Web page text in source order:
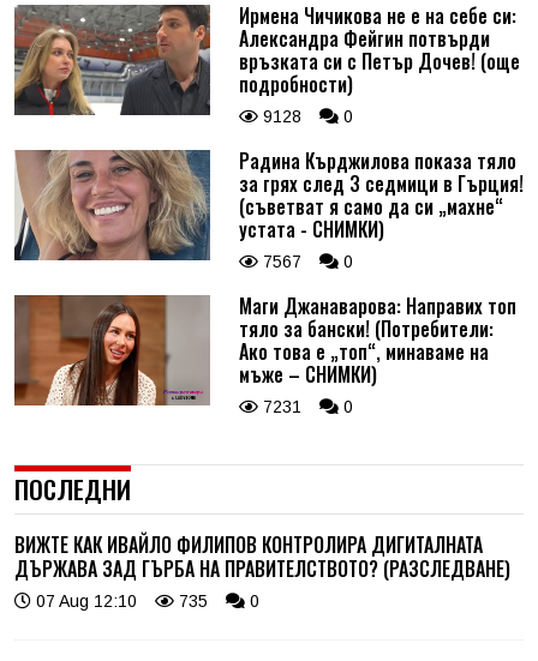
Ирмена Чичикова не е на себе си:
Александра Фейгин потвърди
връзката си с Петър Дочев! (още
подробности)
9128 0
Радина Кърджилова показа тяло
за грях след 3 седмици в Гърция!
(съветват я само да си „махне“
устата - СНИМКИ)
7567 0
Маги Джанаварова: Направих топ
тяло за бански! (Потребители:
Ако това е „топ“, минаваме на
мъже – СНИМКИ)
7231 0
ПОСЛЕДНИ
ВИЖТЕ КАК ИВАЙЛО ФИЛИПОВ КОНТРОЛИРА ДИГИТАЛНАТА
ДЪРЖАВА ЗАД ГЪРБА НА ПРАВИТЕЛСТВОТО? (РАЗСЛЕДВАНЕ)
07 Aug 12:10 735 0